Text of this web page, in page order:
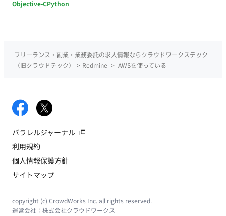
Objective-CPython
フリーランス・副業・業務委託の求人情報ならクラウドワークステック
（旧クラウドテック）
> Redmine > AWSを使っている
パラレルジャーナル
利用規約
個人情報保護方針
サイトマップ
copyright (c) CrowdWorks Inc. all rights reserved.
運営会社： 株式会社クラウドワークス